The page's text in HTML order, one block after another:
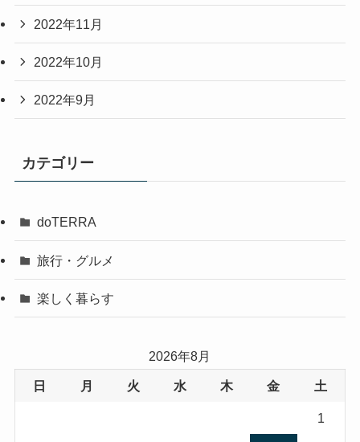
2022年11月
2022年10月
2022年9月
カテゴリー
doTERRA
旅行・グルメ
楽しく暮らす
2026年8月
日 月 火 水 木 金 土
1